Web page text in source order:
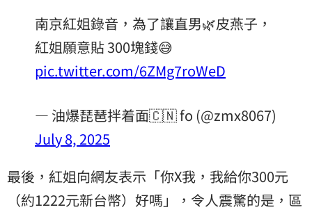
南京紅姐錄音，為了讓直男🌿皮燕子，
紅姐願意貼 300塊錢😅
pic.twitter.com/6ZMg7roWeD
— 油爆琵琶拌着面🇨🇳 fo (@zmx8067)
July 8, 2025
最後，紅姐向網友表示「你X我，我給你300元
（約1222元新台幣）好嗎」，令人震驚的是，區